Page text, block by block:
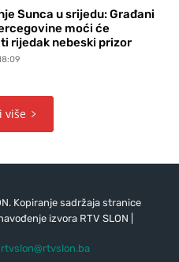
Sunca u srijedu: Građani
moći će
rijedak nebeski prizor
više
Kopiranje sadržaja stranice
izvora RTV SLON |
rtvslon@rtvslon.ba